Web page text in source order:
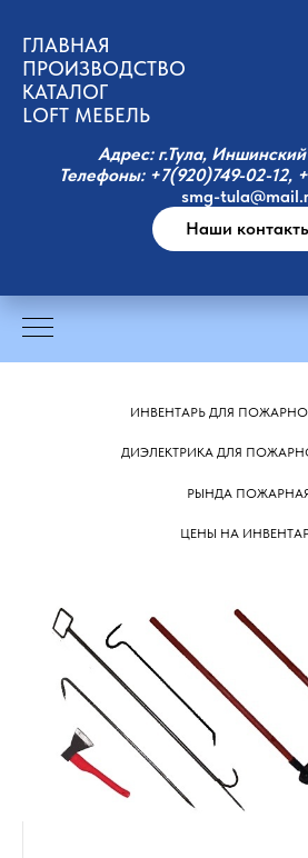
ГЛАВНАЯ
ПРОИЗВОДСТВО
КАТАЛОГ
LOFT МЕБЕЛЬ
Адрес: г.Тула,
Телефоны: +7(920)749-02-12,
smg-
Наши
ИНВЕНТАРЬ ДЛЯ
ДИЭЛЕКТРИКА ДЛЯ
РЫНДА
ЦЕНЫ НА